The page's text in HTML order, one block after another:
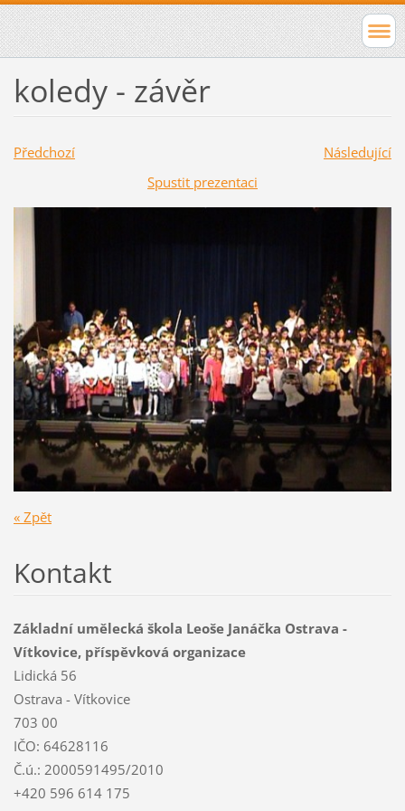
koledy - závěr
Předchozí
Následující
Spustit prezentaci
« Zpět
Kontakt
Základní umělecká škola Leoše Janáčka Ostrava -
Vítkovice, příspěvková organizace
Lidická 56
Ostrava - Vítkovice
703 00
IČO: 64628116
Č.ú.: 2000591495/2010
+420 596 614 175